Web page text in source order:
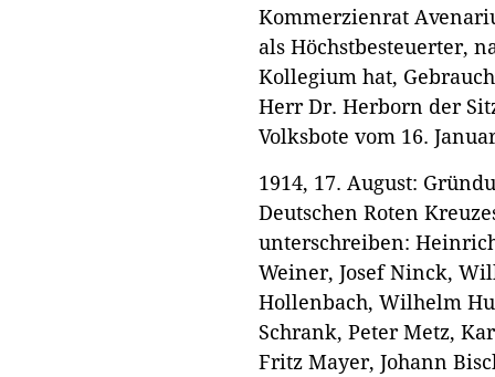
Kommerzienrat
als Höchstbesteuerter,
Kollegium hat,
Herr Dr. Herborn der
Volksbote vom 16.
1914, 17. August:
Deutschen Roten
unterschreiben:
Weiner, Josef Ninck,
Hollenbach, Wilhelm
Schrank, Peter Metz,
Fritz Mayer, Johann